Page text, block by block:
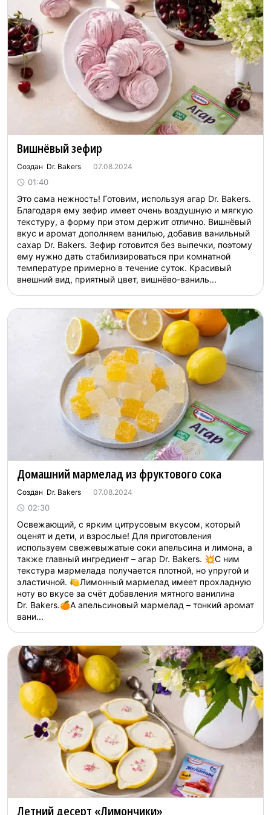
Вишнёвый зефир
Создан Dr. Bakers 07.08.2024
01:40
Это сама нежность! Готовим, используя агар Dr. Bakers.
Благодаря ему зефир имеет очень воздушную и мягкую
текстуру, а форму при этом держит отлично. Вишнёвый
вкус и аромат дополняем ванилью, добавив ванильный
сахар Dr. Bakers. Зефир готовится без выпечки, поэтому
ему нужно дать стабилизироваться при комнатной
температуре примерно в течение суток. Красивый
внешний вид, приятный цвет, вишнёво-ваниль...
Домашний мармелад из фруктового сока
Создан Dr. Bakers 07.08.2024
02:30
Освежающий, с ярким цитрусовым вкусом, который
оценят и дети, и взрослые! Для приготовления
используем свежевыжатые соки апельсина и лимона, а
также главный ингредиент – агар Dr. Bakers. 💥С ним
текстура мармелада получается плотной, но упругой и
эластичной. 🍋Лимонный мармелад имеет прохладную
ноту во вкусе за счёт добавления мятного ванилина
Dr. Bakers.🍊А апельсиновый мармелад – тонкий аромат
вани...
Летний десерт «Лимончики»